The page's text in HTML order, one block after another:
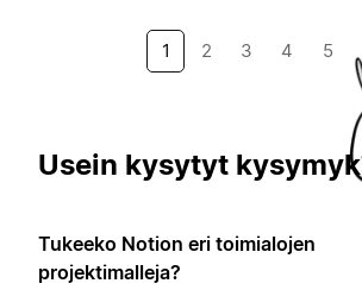
1 2 3 4 5
Usein kysytyt
Tukeeko Notion eri toimialojen
projektimalleja?